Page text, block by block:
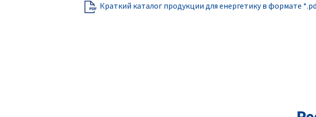
Краткий каталог продукции для енергетику в формате